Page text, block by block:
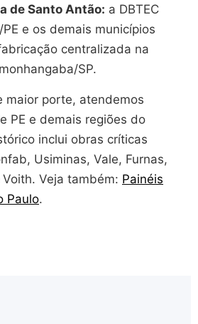
de Santo Antão: a DBTEC
e os demais municípios
centralizada na
SP.
maior porte, atendemos
PE e demais regiões do
inclui obras críticas
Usiminas, Vale, Furnas,
Veja também: Painéis
Paulo.